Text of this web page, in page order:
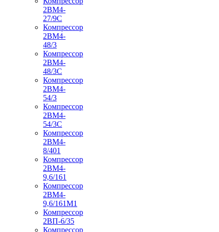
2ВМ4-
27/9С
Компрессор
2ВМ4-
48/3
Компрессор
2ВМ4-
48/3С
Компрессор
2ВМ4-
54/3
Компрессор
2ВМ4-
54/3С
Компрессор
2ВМ4-
8/401
Компрессор
2ВМ4-
9,6/161
Компрессор
2ВМ4-
9,6/161М1
Компрессор
2ВП-6/35
Компрессор